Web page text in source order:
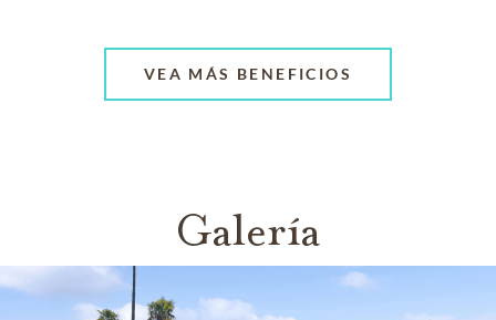
VEA MÁS BENEFICIOS
Galería